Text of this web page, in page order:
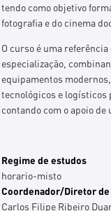
tendo como objetivo
fotografia e do cinema
O curso é uma
especialização,
equipamentos
tecnológicos e logísticos
contando com o apoio
Regime de estudos
horario-misto
Coordenador/Diretor de
Carlos Filipe Ribeiro